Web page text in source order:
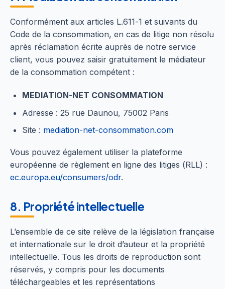
Conformément aux articles L.611-1 et suivants du
Code de la consommation, en cas de litige non résolu
après réclamation écrite auprès de notre service
client, vous pouvez saisir gratuitement le médiateur
de la consommation compétent :
MEDIATION-NET CONSOMMATION
Adresse : 25 rue Daunou, 75002 Paris
Site : mediation-net-consommation.com
Vous pouvez également utiliser la plateforme
européenne de règlement en ligne des litiges (RLL) :
ec.europa.eu/consumers/odr.
8. Propriété intellectuelle
L’ensemble de ce site relève de la législation française
et internationale sur le droit d’auteur et la propriété
intellectuelle. Tous les droits de reproduction sont
réservés, y compris pour les documents
téléchargeables et les représentations